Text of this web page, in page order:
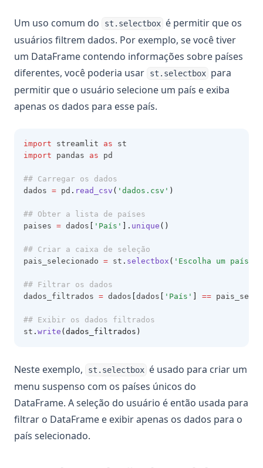
Um uso comum do st.selectbox é permitir que os
usuários filtrem dados. Por exemplo, se você tiver
um DataFrame contendo informações sobre países
diferentes, você poderia usar
st.selectbox para
permitir que o usuário selecione um país e exiba
apenas os dados para esse país.
import streamlit as st
import pandas as pd
## Carregar os dados
dados = pd . read_csv ( 'dados.csv' )
## Obter a lista de países
paises = dados 'País' ]. unique ()
## Criar a caixa de seleção
pais_selecionado = st . selectbox ( 'Escolha um país:'
## Filtrar os dados
dados_filtrados = dados dados 'País' ==
## Exibir os dados filtrados
st . write (dados_filtrados)
Neste exemplo, st.selectbox é usado para criar um
menu suspenso com os países únicos do
DataFrame. A seleção do usuário é então usada para
filtrar o DataFrame e exibir apenas os dados para o
país selecionado.